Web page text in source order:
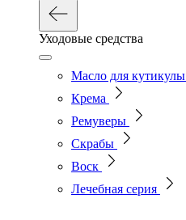
Уходовые средства
Масло для кутикулы
Крема
Ремуверы
Скрабы
Воск
Лечебная серия